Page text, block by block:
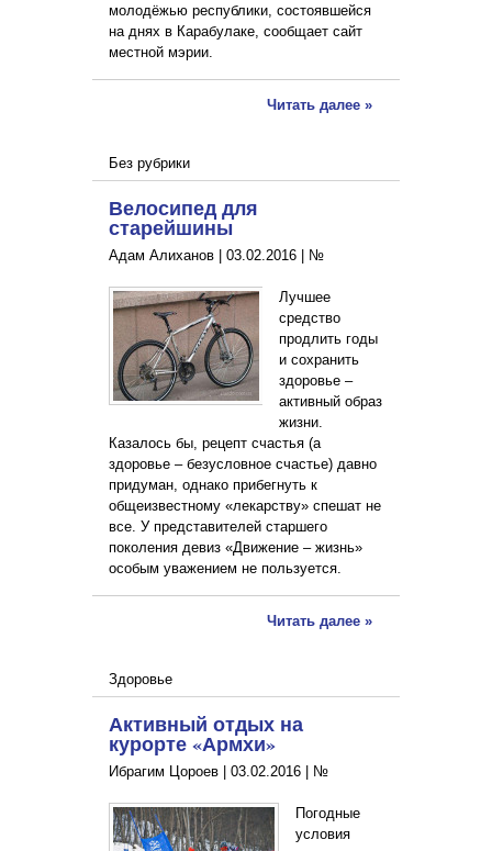
молодёжью республики, состоявшейся
на днях в Карабулаке, сообщает сайт
местной мэрии.
Читать далее »
Без рубрики
Велосипед для
старейшины
Адам Алиханов | 03.02.2016 №
Лучшее
средство
продлить годы
и сохранить
здоровье –
активный образ
жизни.
Казалось бы, рецепт счастья (а
здоровье – безусловное счастье) давно
придуман, однако прибегнуть к
общеизвестному «лекарству» спешат не
все. У представителей старшего
поколения девиз «Движение – жизнь»
особым уважением не пользуется.
Читать далее »
Здоровье
Активный отдых на
курорте «Армхи»
Ибрагим Цороев | 03.02.2016 №
Погодные
условия